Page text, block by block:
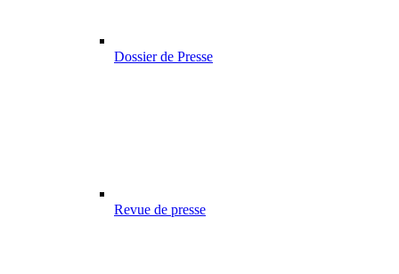
Dossier de Presse
Revue de presse